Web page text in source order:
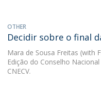
OTHER
Decidir sobre o final
Mara de Sousa Freitas (with
Edição do Conselho
CNECV.